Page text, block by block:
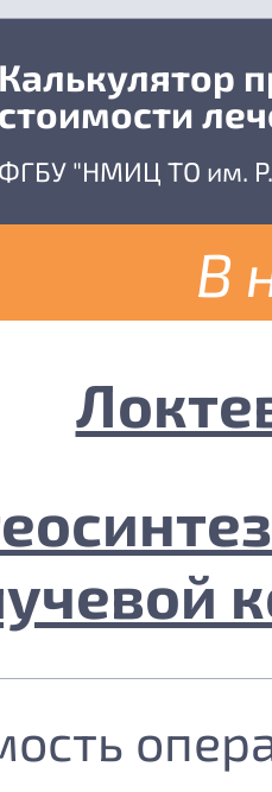
Калькулятор
стоимости
ФГБУ "НМИЦ ТО им.
В